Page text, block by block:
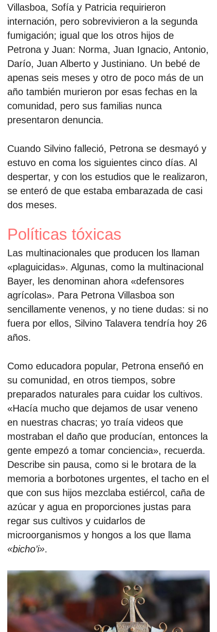
Villasboa, Sofía y Patricia requirieron
internación, pero sobrevivieron a la segunda
fumigación; igual que los otros hijos de
Petrona y Juan: Norma, Juan Ignacio, Antonio,
Darío, Juan Alberto y Justiniano. Un bebé de
apenas seis meses y otro de poco más de un
año también murieron por esas fechas en la
comunidad, pero sus familias nunca
presentaron denuncia.
Cuando Silvino falleció, Petrona se desmayó y
estuvo en coma los siguientes cinco días. Al
despertar, y con los estudios que le realizaron,
se enteró de que estaba embarazada de casi
dos meses.
Políticas tóxicas
Las multinacionales que producen los llaman
«plaguicidas». Algunas, como la multinacional
Bayer, les denominan ahora «defensores
agrícolas». Para Petrona Villasboa son
sencillamente venenos, y no tiene dudas: si no
fuera por ellos, Silvino Talavera tendría hoy 26
años.
Como educadora popular, Petrona enseñó en
su comunidad, en otros tiempos, sobre
preparados naturales para cuidar los cultivos.
«Hacía mucho que dejamos de usar veneno
en nuestras chacras; yo traía videos que
mostraban el daño que producían, entonces la
gente empezó a tomar conciencia», recuerda.
Describe sin pausa, como si le brotara de la
memoria a borbotones urgentes, el tacho en el
que con sus hijos mezclaba estiércol, caña de
azúcar y agua en proporciones justas para
regar sus cultivos y cuidarlos de
microorganismos y hongos a los que llama
«bicho’i».